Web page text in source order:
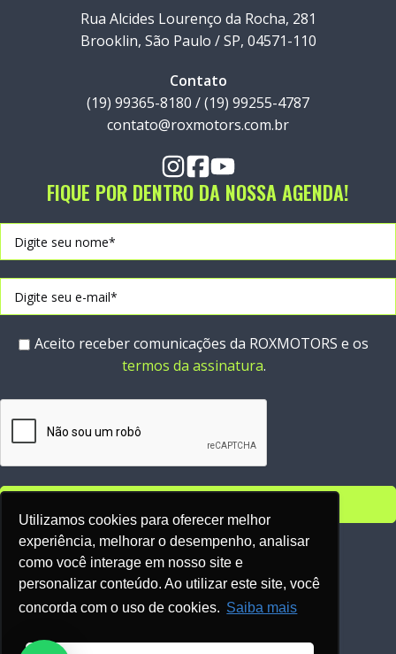
Utilizamos cookies para oferecer melhor
experiência, melhorar o desempenho, analisar
como você interage em nosso site e
personalizar conteúdo. Ao utilizar este site, você
concorda com o uso de cookies. Saiba mais
Rua Alcides Lourenço da Rocha, 281
Brooklin, São Paulo / SP, 04571-110
Contato
(19) 99365-8180 / (19) 99255-4787
contato@roxmotors.com.br
FIQUE POR DENTRO DA NOSSA AGENDA!
Aceito receber comunicações da ROXMOTORS e os
termos da assinatura.
Parceiros: